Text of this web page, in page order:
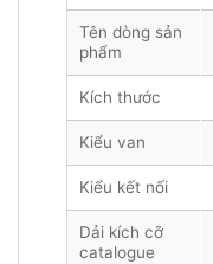
Tên dòng sản
phẩm
Kích thước
Kiểu van
Kiểu kết nối
Dải kích cỡ
catalogue